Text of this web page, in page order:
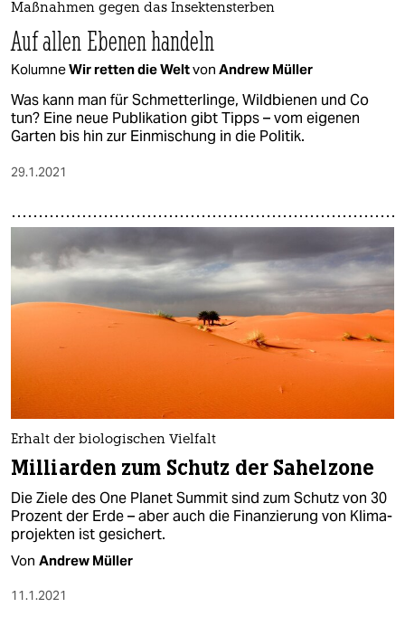
Maßnahmen gegen das Insektensterben
Auf allen Ebenen handeln
KolumneWir retten die Weltvon Andrew Müller
Was kann man für Schmetterlinge, Wildbienen und Co
tun? Eine neue Publikation gibt Tipps – vom eigenen
Garten bis hin zur Einmischung in die Politik.
29.1.2021
Erhalt der biologischen Vielfalt
Milliarden zum Schutz der Sahelzone
Die Ziele des One Planet Summit sind zum Schutz von 30
Prozent der Erde – aber auch die Finanzierung von Klima-
projekten ist gesichert.
Von Andrew Müller
11.1.2021